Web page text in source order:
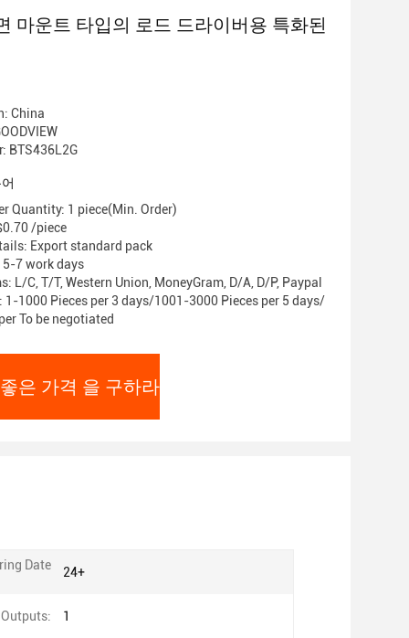
마운트 타입의 로드 드라이버용 특화된
China
BTS436L2G
Quantity: 1 piece(Min. Order)
/piece
Export standard pack
5-7 work days
L/C, T/T, Western Union, MoneyGram, D/A, D/P, Paypal
1-1000 Pieces per 3 days/1001-3000 Pieces per 5 days/
To be negotiated
은 가격 을 구하라
Date
24+
1